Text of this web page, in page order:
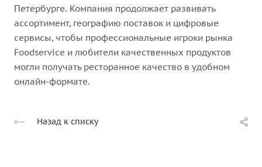
Петербурге. Компания продолжает развивать
ассортимент, географию поставок и цифровые
сервисы, чтобы профессиональные игроки рынка
Foodservice и любители качественных продуктов
могли получать ресторанное качество в удобном
онлайн-формате.
Назад к списку